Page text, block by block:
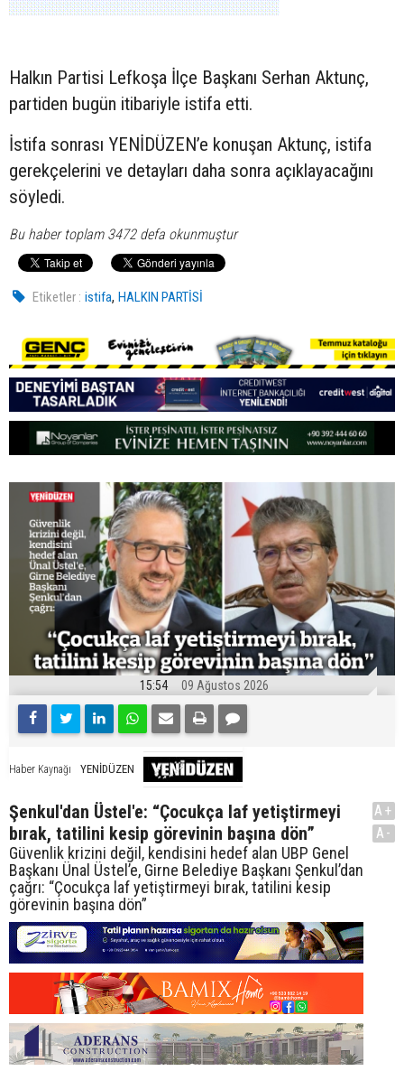
Halkın Partisi Lefkoşa İlçe Başkanı Serhan Aktunç,
partiden bugün itibariyle istifa etti.
İstifa sonrası YENİDÜZEN’e konuşan Aktunç, istifa
gerekçelerini ve detayları daha sonra açıklayacağını
söyledi.
Bu haber toplam 3472 defa okunmuştur
Etiketler : istifa,HALKIN PARTİSİ
15:54 09 Ağustos 2026
Haber Kaynağı YENİDÜZEN
Şenkul'dan Üstel'e: “Çocukça laf yetiştirmeyi
bırak, tatilini kesip görevinin başına dön”
Güvenlik krizini değil, kendisini hedef alan UBP Genel
Başkanı Ünal Üstel’e, Girne Belediye Başkanı Şenkul’dan
çağrı: “Çocukça laf yetiştirmeyi bırak, tatilini kesip
görevinin başına dön”
A+
A-